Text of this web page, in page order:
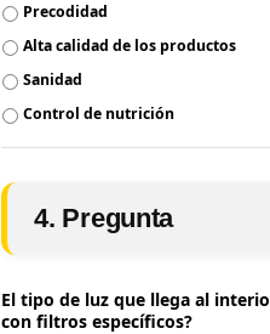
Precodidad
Alta calidad de los productos
Sanidad
Control de nutrición
4. Pregunta
El tipo de luz que llega al
con filtros específicos?